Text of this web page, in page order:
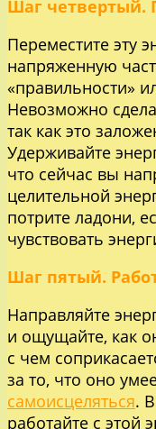
Шаг четвертый.
Переместите эту
напряженную
«правильности»
Невозможно
так как это
Удерживайте
что сейчас вы
целительной
потрите ладони,
чувствовать
Шаг пятый.
Направляйте
и ощущайте, как
с чем
за то, что оно
самоисцеляться.
работайте с этой